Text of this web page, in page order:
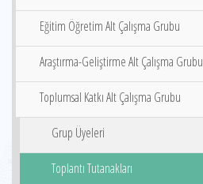
Eğitim Öğretim Alt Çalışma Grubu
Araştırma-Geliştirme Alt Çalışma Grubu
Toplumsal Katkı Alt Çalışma Grubu
Grup Üyeleri
Toplantı Tutanakları